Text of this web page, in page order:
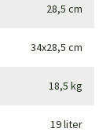
28,5 cm
34x28,5 cm
18,5 kg
19 liter